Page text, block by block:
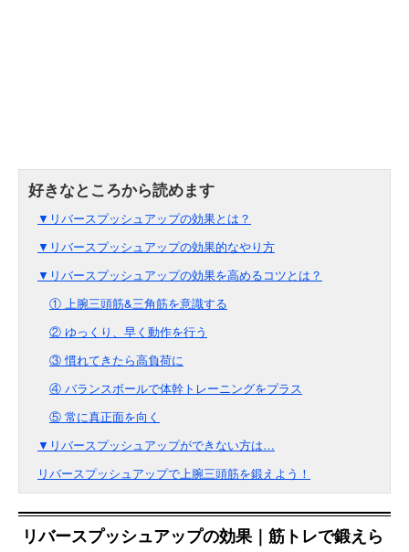
▼リバースプッシュアップの効果とは？
▼リバースプッシュアップの効果的なやり方
▼リバースプッシュアップの効果を高めるコツとは？
① 上腕三頭筋&三角筋を意識する
② ゆっくり、早く動作を行う
③ 慣れてきたら高負荷に
④ バランスボールで体幹トレーニングをプラス
⑤ 常に真正面を向く
▼リバースプッシュアップができない方は…
リバースプッシュアップで上腕三頭筋を鍛えよう！
リバースプッシュアップの効果｜筋トレで鍛えら